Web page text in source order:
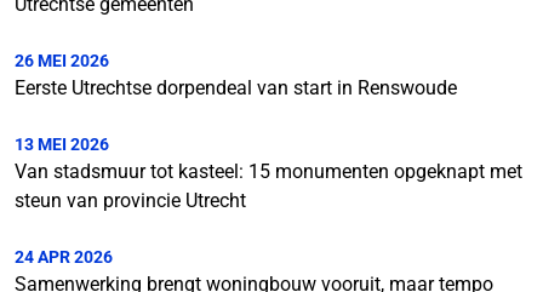
Utrechtse gemeenten
26 MEI 2026
Eerste Utrechtse dorpendeal van start in Renswoude
13 MEI 2026
Van stadsmuur tot kasteel: 15 monumenten opgeknapt met
steun van provincie Utrecht
24 APR 2026
Samenwerking brengt woningbouw vooruit, maar tempo